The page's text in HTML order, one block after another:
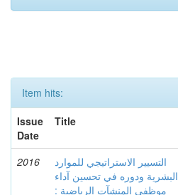
Item hits:
Issue
Date
Title
2016
التسيير الاستراتيجي للموارد
البشرية ودوره في تحسين آداء
موظفي المنشآت الرياضية :